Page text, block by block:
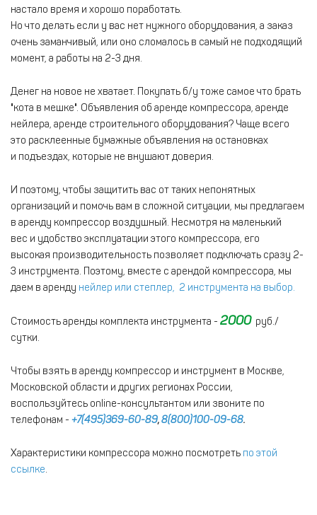
настало время и хорошо поработать.
Но что делать если у вас нет нужного оборудования, а заказ
очень заманчивый, или оно сломалось в самый не подходящий
момент, а работы на 2-3 дня.
Денег на новое не хватает. Покупать б/у тоже самое что брать
"кота в мешке". Объявления об аренде компрессора, аренде
нейлера, аренде строительного оборудования? Чаще всего
это расклеенные бумажные объявления на остановках
и подъездах, которые не внушают доверия.
И поэтому, чтобы защитить вас от таких непонятных
организаций и помочь вам в сложной ситуации, мы предлагаем
в аренду компрессор воздушный. Несмотря на маленький
вес и удобство эксплуатации этого компрессора, его
высокая производительность позволяет подключать сразу 2-
3 инструмента. Поэтому, вместе с арендой компрессора, мы
даем в аренду нейлер или степлер, 2 инструмента на выбор.
Стоимость аренды комплекта инструмента - 2000 руб./
сутки.
Чтобы взять в аренду компрессор и инструмент в Москве,
Московской области и других регионах России,
воспользуйтесь online-консультантом или звоните по
телефонам - +7(495)369-60-89,8(800)100-09-68.
Характеристики компрессора можно посмотреть по этой
ссылке.